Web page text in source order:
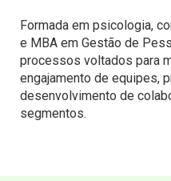
Formada em psicologia,
e MBA em Gestão de
processos voltados para
engajamento de equipes,
desenvolvimento de
segmentos.